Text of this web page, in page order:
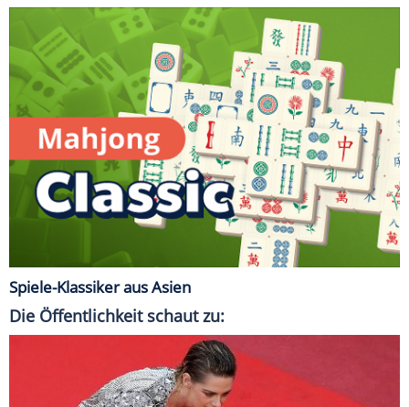
Spiele-Klassiker aus Asien
Die Öffentlichkeit schaut zu: